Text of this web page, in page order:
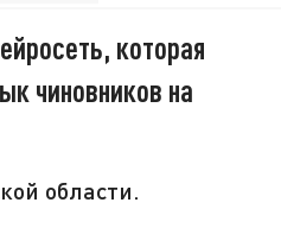
которая
чиновников на
области.